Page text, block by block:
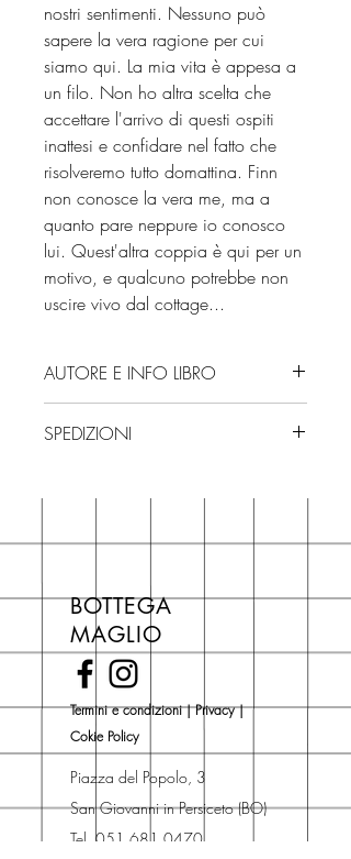
nostri sentimenti. Nessuno può
sapere la vera ragione per cui
siamo qui. La mia vita è appesa a
un filo. Non ho altra scelta che
accettare l'arrivo di questi ospiti
inattesi e confidare nel fatto che
risolveremo tutto domattina. Finn
non conosce la vera me, ma a
quanto pare neppure io conosco
lui. Quest'altra coppia è qui per un
motivo, e qualcuno potrebbe non
uscire vivo dal cottage...
AUTORE E INFO LIBRO
Editore: Newton Compton Editori
Numero pagine: 352
SPEDIZIONI
3/4 giorni, secondo disponibilità
di copertina, escluse le ultime
novità Maglio Editore (vedi etichetta
Novità).
Una volta nel carrello puoi decidere
se acquistare sul sito con
spedizione con corriere o se
risparmiare sulle spese di
spedizione e ritirare il libro presso
Libreria degli Orsi, Piazza del
Popolo 3, 40017
BOTTEGA
MAGLIO
Termini e condizioni|Privacy|
Cokie Policy
Piazza del Popolo, 3
San Giovanni in Persiceto (BO)
Tel. 051 681 0470